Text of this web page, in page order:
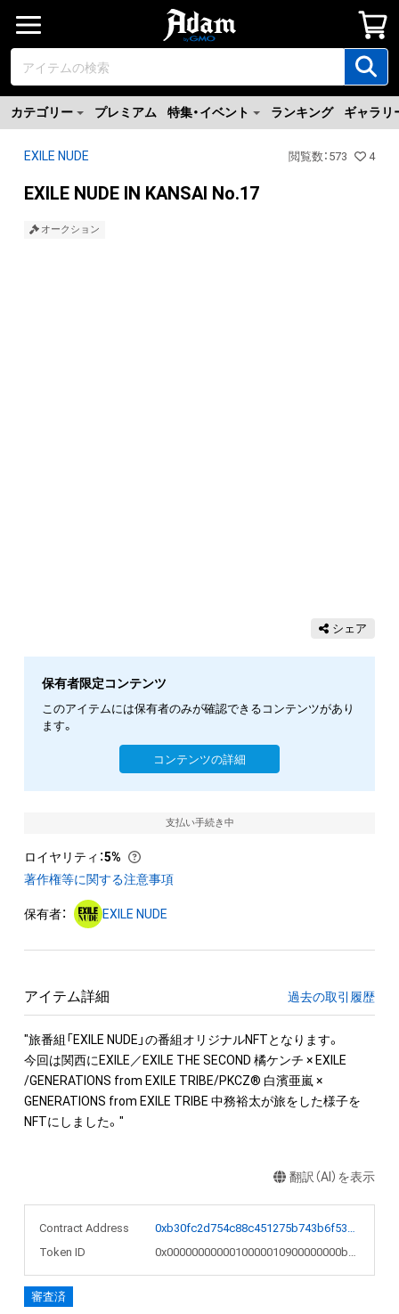
カテゴリー プレミアム 特集・イベント ランキング ギャラリ
EXILE NUDE 閲覧数 ： 573 4
EXILE NUDE IN KANSAI No.17
オークション
シェア
保有者限定コンテンツ
このアイテムには保有者のみが確認できるコンテンツがあり
ます。
コンテンツの詳細
支払い手続き中
ロイヤリティ ：5%
著作権等に関する注意事項
保有者： EXILE NUDE
アイテム詳細 過去の取引履歴
"旅番組「EXILE NUDE」の番組オリジナルNFTとなります。
今回は関西にEXILE／EXILE THE SECOND 橘ケンチ × EXILE
/GENERATIONS from EXILE TRIBE/PKCZ® 白濱亜嵐 ×
GENERATIONS from EXILE TRIBE 中務裕太が旅をした様子を
翻訳（AI）を表示
Contract Address
0xb30fc2d754c88c451275b743b6f530f19f643683
Token ID
0x0000000000010000010900000000b6d5
審査済